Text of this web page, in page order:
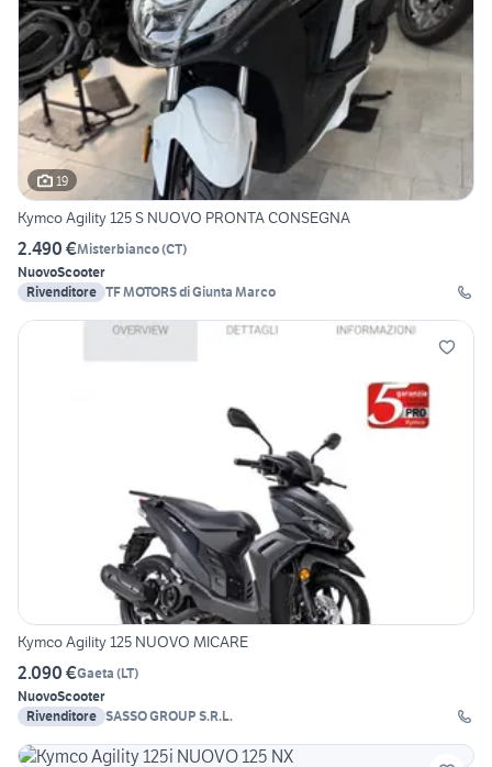
19
Kymco Agility 125 S NUOVO PRONTA CONSEGNA
2.490 €Misterbianco(CT)
NuovoScooter
Rivenditore TF MOTORS di Giunta Marco
Kymco Agility 125 NUOVO MICARE
2.090 €Gaeta (LT)
NuovoScooter
Rivenditore SASSO GROUP S.R.L.